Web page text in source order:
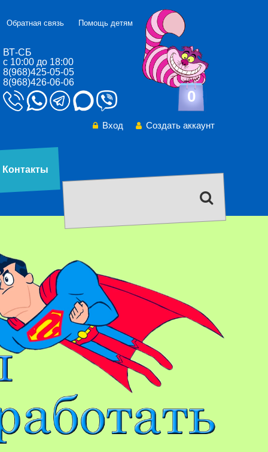
ВТ-СБ
с 10:00 до 18:00
8(968)425-05-05
8(968)426-06-06
Обратная связь Помощь детям
0
Вход Создать аккаунт
Контакты